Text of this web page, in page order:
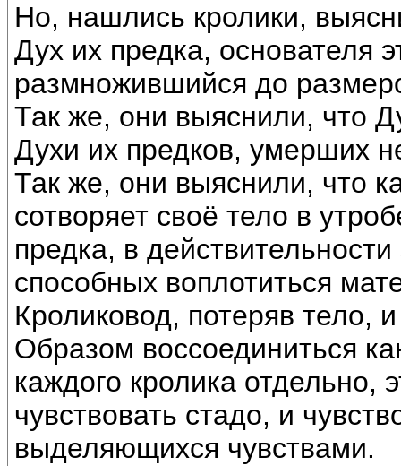
Но, нашлись кролики,
Дух их предка, основателя
размножившийся до
Так же, они выяснили, что
Духи их предков, умерших
Так же, они выяснили, что
сотворяет своё тело в
предка, в
способных воплотиться
Кроликовод, потеряв тело,
Образом воссоединиться
каждого кролика отдельно,
чувствовать стадо, и
выделяющихся чувствами.